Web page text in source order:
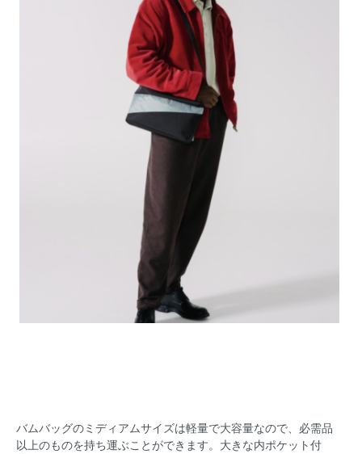
バムバッグのミディアムサイズは軽量で大容量なので、必需品
以上のものを持ち運ぶことができます。大きな内ポケット付